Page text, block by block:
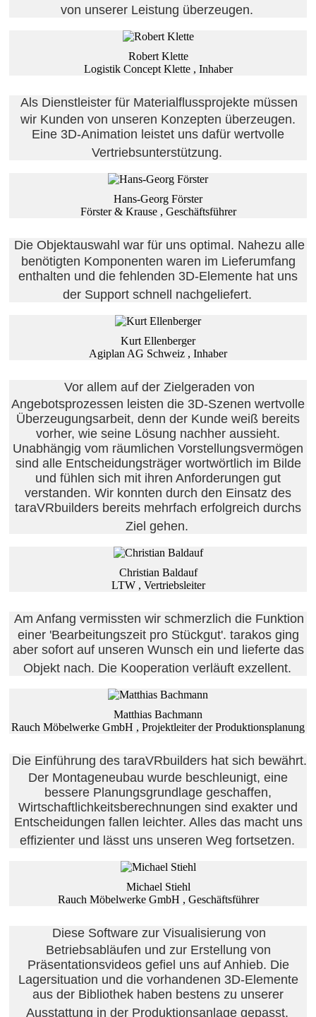
von unserer Leistung überzeugen.
Robert Klette
Logistik Concept Klette , Inhaber
Als Dienstleister für Materialflussprojekte müssen
wir Kunden von unseren Konzepten überzeugen.
Eine 3D-Animation leistet uns dafür wertvolle
Vertriebsunterstützung.
Hans-Georg Förster
Förster & Krause , Geschäftsführer
Die Objektauswahl war für uns optimal. Nahezu alle
benötigten Komponenten waren im Lieferumfang
enthalten und die fehlenden 3D-Elemente hat uns
der Support schnell nachgeliefert.
Kurt Ellenberger
Agiplan AG Schweiz , Inhaber
Vor allem auf der Zielgeraden von
Angebotsprozessen leisten die 3D-Szenen wertvolle
Überzeugungsarbeit, denn der Kunde weiß bereits
vorher, wie seine Lösung nachher aussieht.
Unabhängig vom räumlichen Vorstellungsvermögen
sind alle Entscheidungsträger wortwörtlich im Bilde
und fühlen sich mit ihren Anforderungen gut
verstanden. Wir konnten durch den Einsatz des
taraVRbuilders bereits mehrfach erfolgreich durchs
Ziel gehen.
Christian Baldauf
LTW , Vertriebsleiter
Am Anfang vermissten wir schmerzlich die Funktion
einer 'Bearbeitungszeit pro Stückgut'. tarakos ging
aber sofort auf unseren Wunsch ein und lieferte das
Objekt nach. Die Kooperation verläuft exzellent.
Matthias Bachmann
Rauch Möbelwerke GmbH , Projektleiter der Produktionsplanung
Die Einführung des taraVRbuilders hat sich bewährt.
Der Montageneubau wurde beschleunigt, eine
bessere Planungsgrundlage geschaffen,
Wirtschaftlichkeitsberechnungen sind exakter und
Entscheidungen fallen leichter. Alles das macht uns
effizienter und lässt uns unseren Weg fortsetzen.
Michael Stiehl
Rauch Möbelwerke GmbH , Geschäftsführer
Diese Software zur Visualisierung von
Betriebsabläufen und zur Erstellung von
Präsentationsvideos gefiel uns auf Anhieb. Die
Lagersituation und die vorhandenen 3D-Elemente
aus der Bibliothek haben bestens zu unserer
Ausstattung in der Produktionsanlage gepasst.